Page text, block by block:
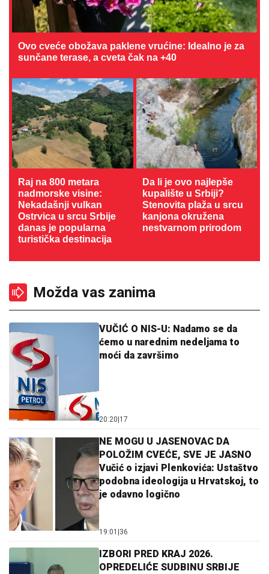
Ovo cveće obožava paklene vrućine: Idealno je za
sunčane terase, a cveta čak na +40
Raj na 800 metara
nadmorske visine:
Nekadašnji vulkan
Ostrvica u srcu Srbije
danas je popularna
turistička destinacija
Da li je ovo najlepše
kupalište u Srbiji?
Stenovita plaža u srcu
kanjona okružena
nestvarnom prirodom
Možda vas zanima
VUČIĆ O NIS-U: Nadamo se da
ćemo u narednim nedeljama to
moći da završimo
20:20 17
NE MOGU U JASENOVAC DA
POLOŽIM CVEĆE, SVE JE JASNO
Vučić o izjavi Plenkovića: Ustaštvo
podobna ideologija u Hrvatskoj, to
je odavno logično
19:01 36
IZBORI PRED KRAJ 2026.
OPREDELIĆE SUDBINU SRBIJE